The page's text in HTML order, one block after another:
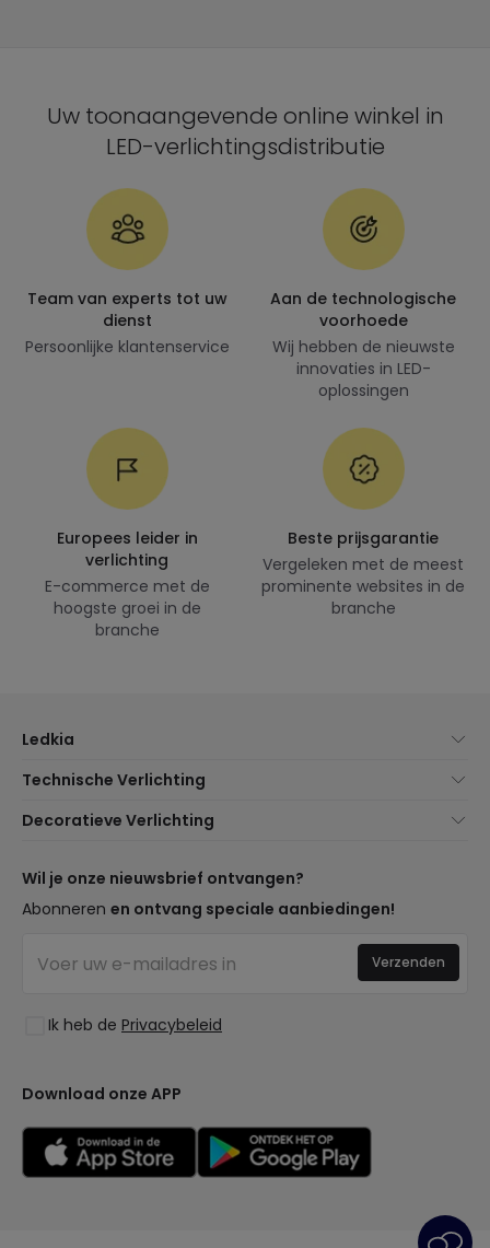
Uw toonaangevende online winkel in
LED-verlichtingsdistributie
Team van experts tot uw
dienst
Persoonlijke klantenservice
Aan de technologische
voorhoede
Wij hebben de nieuwste
innovaties in LED-
oplossingen
Europees leider in
verlichting
E-commerce met de
hoogste groei in de
branche
Beste prijsgarantie
Vergeleken met de meest
prominente websites in de
branche
Ledkia
Klantenservice
Verzendmethoden
Bent u een Professional?
Professionele Pakketten
Veelgestelde Vragen (FAQ)
Inloggen
Technische Verlichting
Merken
LED Besparingscalculator
Bedrijfsverlichting
Decoratieve Verlichting
Trends
Premium Decoratiemerken
Ruimtes
Collecties
Wil je onze nieuwsbrief ontvangen?
Abonneren en ontvang speciale aanbiedingen!
Ik heb de Privacybeleid
Verzenden
Download onze APP